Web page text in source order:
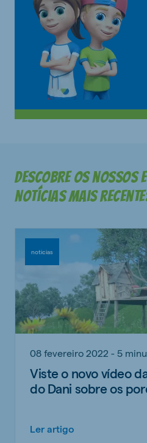
Descobre os nossos
notícias mais
noticias
08 fevereiro 2022 - 5
Viste o novo vídeo
do Dani sobre os
Ler artigo